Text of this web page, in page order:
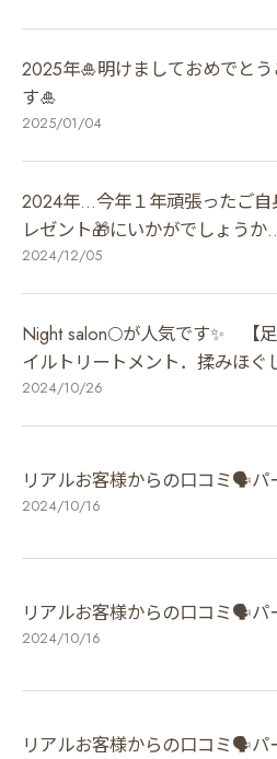
2025年🎍明けましておめでとう
す🎍
2025/01/04
2024年…今年１年頑張ったご自
レゼント🎁にいかがでしょう
2024/12/05
Night salon🌕が人気です✨ 【
イルトリートメント．揉みほぐ
2024/10/26
リアルお客様からの口コミ🗣️パ
2024/10/16
リアルお客様からの口コミ🗣️パ
2024/10/16
リアルお客様からの口コミ🗣️パ